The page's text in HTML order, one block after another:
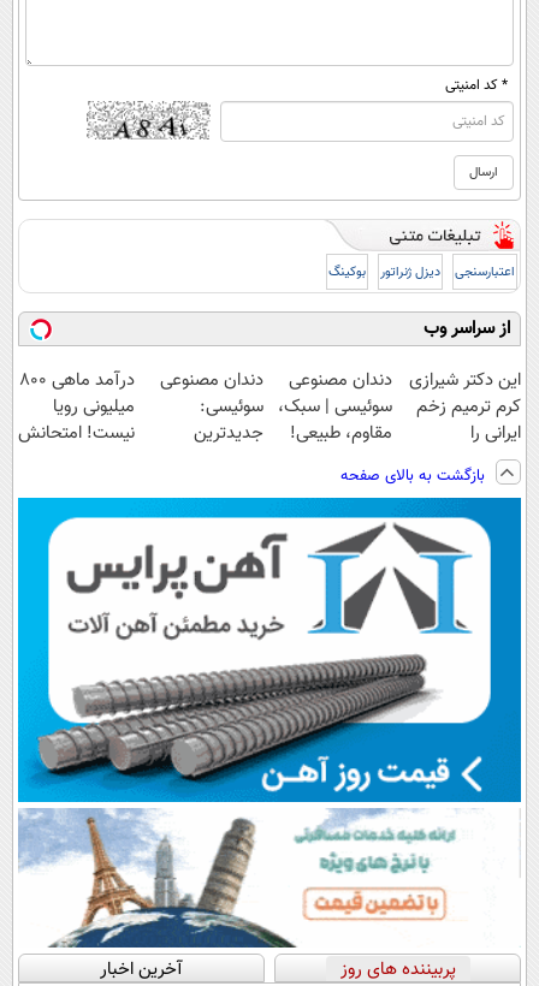
* کد امنیتی
اعتبارسنجی دیزل ژنراتور بوکینگ
از سراسر وب
این دکتر شیرازی
کرم ترمیم زخم
ایرانی را
ساخت!!!
دندان مصنوعی
سوئیسی | سبک،
مقاوم، طبیعی!
رایگان+پرداخت
اقساطی😍
دندان مصنوعی
سوئیسی:
جدیدترین
پرداخت قسطی
درآمد ماهی 800
میلیونی رویا
نیست! امتحانش
بازگشت به بالای صفحه
پربیننده های روز آخرین اخبار